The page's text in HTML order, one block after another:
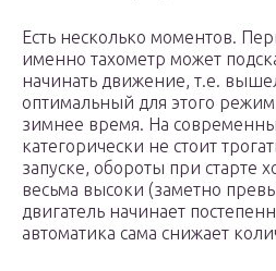
Есть несколько моментов.
именно тахометр может
начинать движение, т.е.
оптимальный для этого
зимнее время. На
категорически не стоит
запуске, обороты при старте
весьма высоки (заметно
двигатель начинает
автоматика сама снижает